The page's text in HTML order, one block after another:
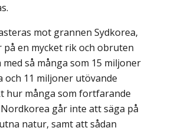
mot grannen Sydkorea,
en mycket rik och obruten
så många som 15 miljoner
och 11 miljo­ner utövande
hur många som fortfarande
går inte att säga på
natur, samt att sådan